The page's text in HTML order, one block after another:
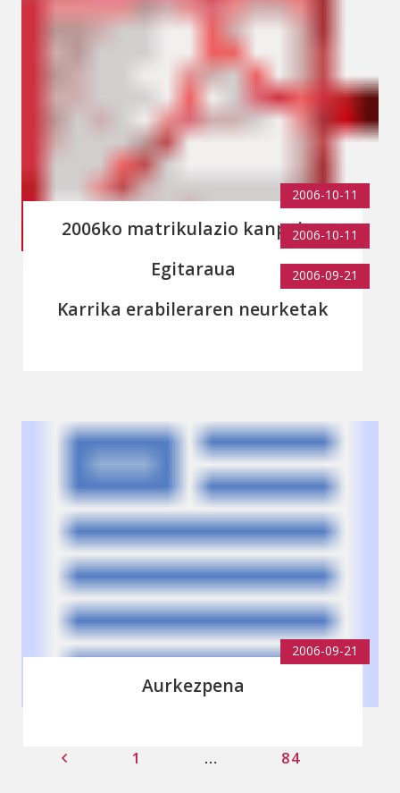
2006-10-11
2006ko matrikulazio kanpaina2006-10-11
Egitaraua 2006-09-21
Karrika erabileraren neurketak
2006-09-21
Aurkezpena
1 … 84